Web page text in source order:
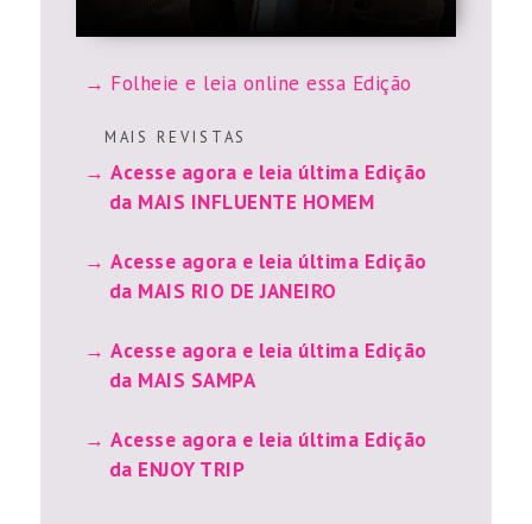
Folheie e leia online essa Edição
M A I S R E V I S T A S
Acesse agora e leia última Edição
da MAIS INFLUENTE HOMEM
Acesse agora e leia última Edição
da MAIS RIO DE JANEIRO
Acesse agora e leia última Edição
da MAIS SAMPA
Acesse agora e leia última Edição
da ENJOY TRIP